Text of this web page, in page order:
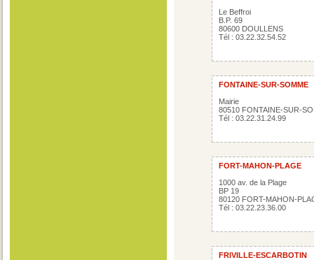
Le Beffroi
B.P. 69
80600 DOULLENS
Tél : 03.22.32.54.52
FONTAINE-SUR-SOMME
Mairie
80510 FONTAINE-SUR-
Tél : 03.22.31.24.99
FORT-MAHON-PLAGE
1000 av. de la Plage
BP 19
80120 FORT-MAHON-
Tél : 03.22.23.36.00
FRIVILLE-ESCARBOTIN